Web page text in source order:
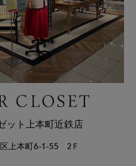
ット上本町近鉄店
上本町6-1-55 2Ｆ